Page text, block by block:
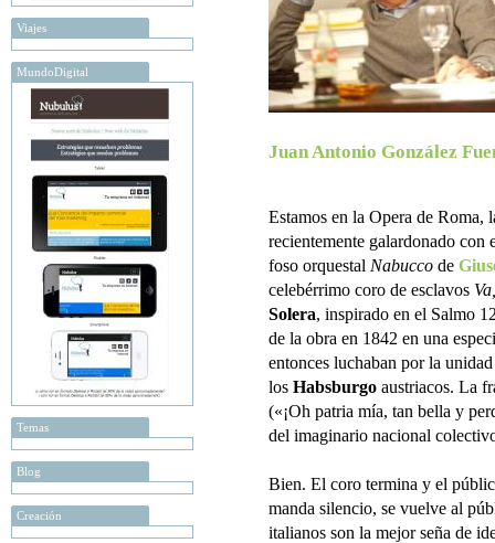
Viajes
MundoDigital
Temas
Blog
Creación
Juan Antonio González
Estamos en la Opera de
recientemente galardonado con
foso orquestal Nabucco de
celebérrimo coro de esclavos
Solera, inspirado en el Salmo
de la obra en 1842 en una
entonces luchaban por la
los Habsburgo austriacos. La
(«¡Oh patria mía, tan bella y
del imaginario nacional
Bien. El coro termina y el
manda silencio, se vuelve al
italianos son la mejor seña de